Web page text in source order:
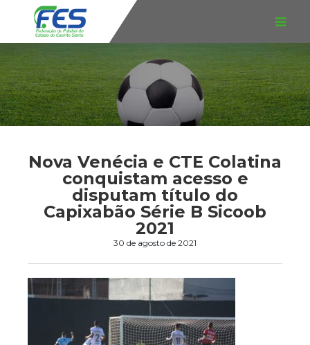
Nova Venécia e CTE Colatina
conquistam acesso e
disputam título do
Capixabão Série B Sicoob
2021
30 de agosto de 2021